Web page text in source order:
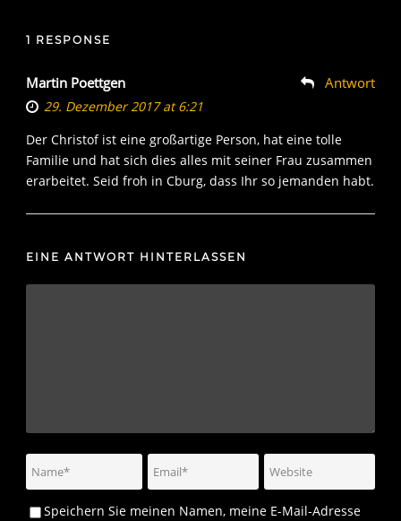
1 RESPONSE
Martin Poettgen
29. Dezember 2017 at 6:21
Antwort
Der Christof ist eine großartige Person, hat eine tolle
Familie und hat sich dies alles mit seiner Frau zusammen
erarbeitet. Seid froh in Cburg, dass Ihr so jemanden habt.
EINE ANTWORT HINTERLASSEN
Speichern Sie meinen Namen, meine E-Mail-Adresse